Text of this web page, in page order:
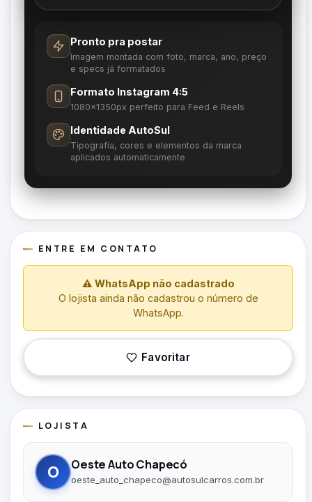
Pronto pra postar
Imagem montada com foto, marca, ano, preço
e specs já formatados
Formato Instagram 4:5
1080×1350px perfeito para Feed e Reels
Identidade AutoSul
Tipografia, cores e elementos da marca
aplicados automaticamente
ENTRE EM CONTATO
⚠ WhatsApp não cadastrado
O lojista ainda não cadastrou o número de
WhatsApp.
Favoritar
LOJISTA
O Oeste Auto Chapecó
oeste_auto_chapeco@autosulcarros.com.br